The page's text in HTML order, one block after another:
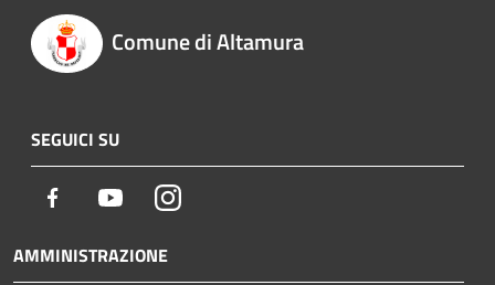
Comune di Altamura
SEGUICI SU
Facebook YoutubeInstagram
AMMINISTRAZIONE